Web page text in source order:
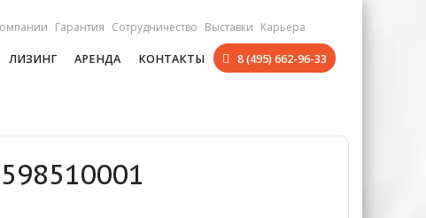
Гарантия Сотрудничество Выставки Карьера
ЛИЗИНГ АРЕНДА КОНТАКТЫ 8 (495) 662-96-33